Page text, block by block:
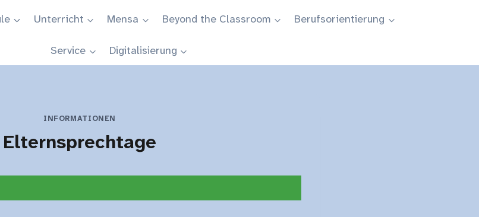
Unterricht Mensa Beyond the Classroom Berufsorientierung
Service Digitalisierung
INFORMATIONEN
Elternsprechtage